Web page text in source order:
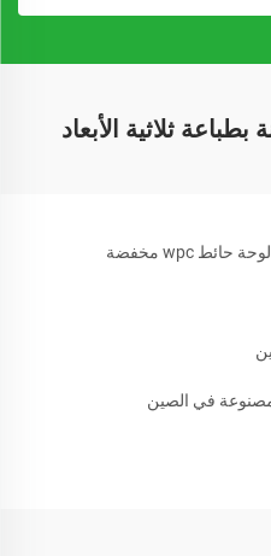
لوحة حائط wpc مخفضة